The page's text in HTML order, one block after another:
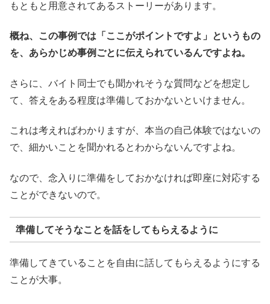
もともと用意されてあるストーリーがあります。
概ね、この事例では「ここがポイントですよ」というもの
を、あらかじめ事例ごとに伝えられているんですよね。
さらに、バイト同士でも聞かれそうな質問などを想定し
て、答えをある程度は準備しておかないといけません。
これは考えればわかりますが、本当の自己体験ではないの
で、細かいことを聞かれるとわからないんですよね。
なので、念入りに準備をしておかなければ即座に対応する
ことができないので。
準備してそうなことを話をしてもらえるように
準備してきていることを自由に話してもらえるようにする
ことが大事。